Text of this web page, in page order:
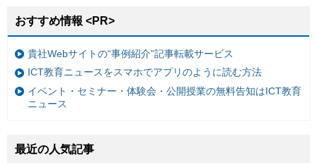
おすすめ情報 <PR>
貴社Webサイトの“事例紹介”記事転載サービス
ICT教育ニュースをスマホでアプリのように読む方法
イベント・セミナー・体験会・公開授業の無料告知はICT教育
ニュース
最近の人気記事